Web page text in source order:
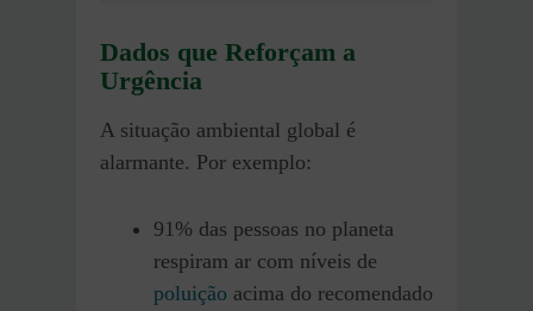
Dados que Reforçam a
Urgência
A situação ambiental global é
alarmante. Por exemplo:​
91% das pessoas no planeta
respiram ar com níveis de
poluição acima do recomendado